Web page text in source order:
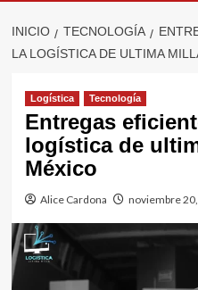
INICIO TECNOLOGÍA
LA LOGÍSTICA DE ULTIMA
Logística Tecnología
Entregas
logística de
México
Alice Cardona noviembre